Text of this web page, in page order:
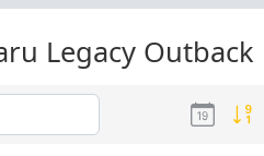
Legacy Outback